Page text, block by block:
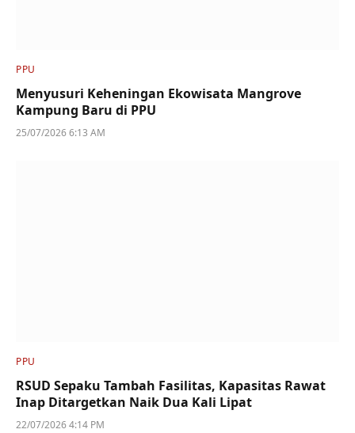
PPU
Menyusuri Keheningan Ekowisata Mangrove
Kampung Baru di PPU
25/07/2026 6:13 AM
PPU
RSUD Sepaku Tambah Fasilitas, Kapasitas Rawat
Inap Ditargetkan Naik Dua Kali Lipat
22/07/2026 4:14 PM